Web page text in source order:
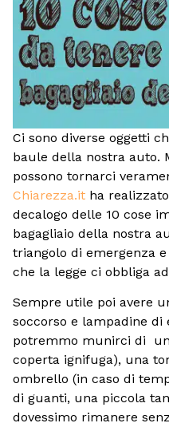
Ci sono diverse oggetti
baule della nostra auto.
possono tornarci
Chiarezza.it ha
decalogo delle 10 cose
bagagliaio della nostra
triangolo di emergenza
che la legge ci obbliga
Sempre utile poi avere
soccorso e lampadine di
potremmo munirci di
coperta ignifuga), una
ombrello (in caso di
di guanti, una piccola
dovessimo rimanere